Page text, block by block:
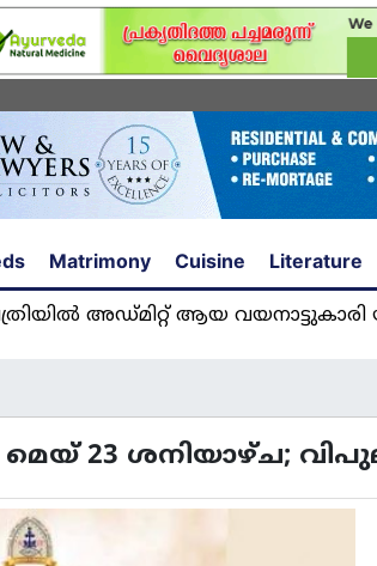
Matrimony Cuisine Literature
ആയ വയനാട്ടുകാരി യുവതി
23 ശനിയാഴ്ച;